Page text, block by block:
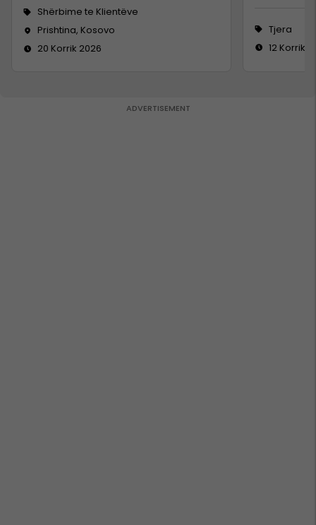
Shërbime te Klientëve
Prishtina, Kosovo
20 Korrik 2026
Tjera
12 Korrik